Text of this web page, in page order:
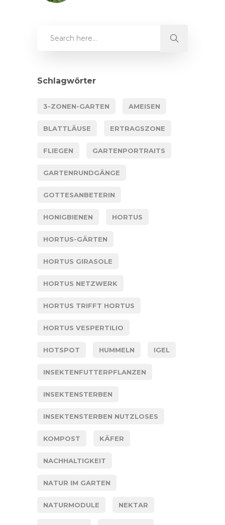
Schlagwörter
3-ZONEN-GARTEN AMEISEN
BLATTLÄUSE ERTRAGSZONE
FLIEGEN GARTENPORTRAITS
GARTENRUNDGÄNGE
GOTTESANBETERIN
HONIGBIENEN HORTUS
HORTUS-GÄRTEN
HORTUS GIRASOLE
HORTUS NETZWERK
HORTUS TRIFFT HORTUS
HORTUS VESPERTILIO
HOTSPOT HUMMELN IGEL
INSEKTENFUTTERPFLANZEN
INSEKTENSTERBEN
INSEKTENSTERBEN NUTZLOSES
KOMPOST KÄFER
NACHHALTIGKEIT
NATUR IM GARTEN
NATURMODULE NEKTAR